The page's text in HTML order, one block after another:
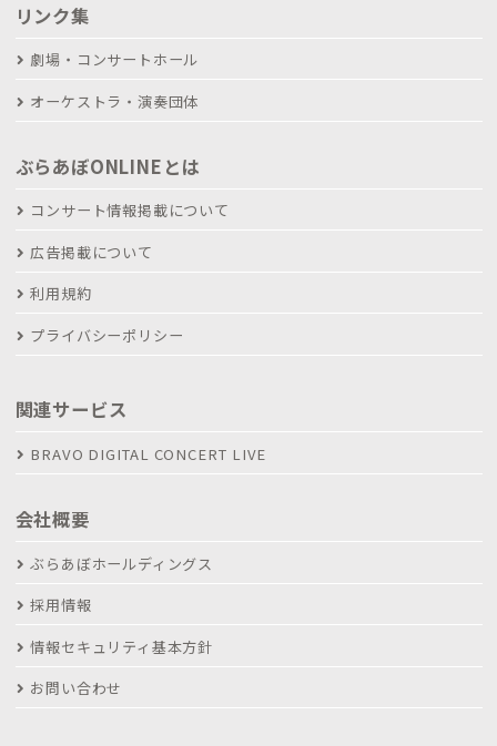
リンク集
劇場・コンサートホール
オーケストラ・演奏団体
ぶらあぼONLINEとは
コンサート情報掲載について
広告掲載について
利用規約
プライバシーポリシー
関連サービス
BRAVO DIGITAL CONCERT LIVE
会社概要
ぶらあぼホールディングス
採用情報
情報セキュリティ基本方針
お問い合わせ